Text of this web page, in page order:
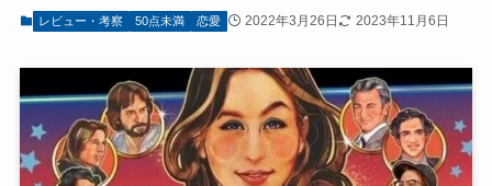
レビュー・考察 50点未満 恋愛 2022年3月26日 2023年11月6日